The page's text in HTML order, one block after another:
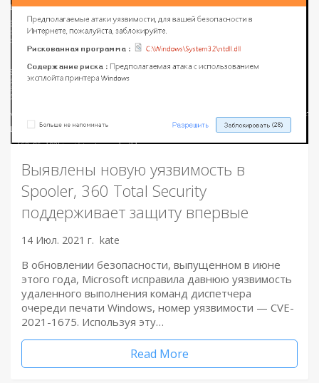
Выявлены новую уязвимость в
Spooler, 360 Total Security
поддерживает защиту впервые
14 Июл. 2021 г. kate
В обновлении безопасности, выпущенном в июне
этого года, Microsoft исправила давнюю уязвимость
удаленного выполнения команд диспетчера
очереди печати Windows, номер уязвимости — CVE-
2021-1675. Используя эту…
Read More